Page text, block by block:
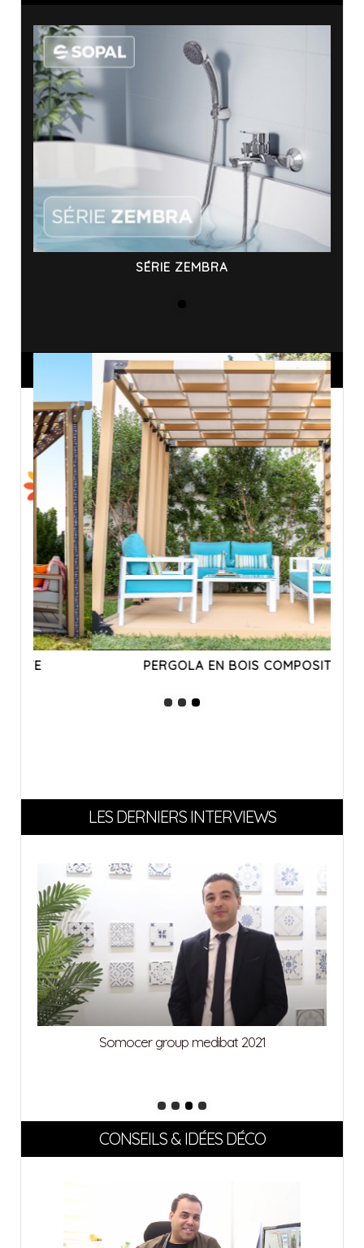
SÉRIE ZEMBRA
ANNONCES SPONSORISÉES
PERGOLA EN BOIS COMPOSITE
LES DERNIERS INTERVIEWS
Somocer group medibat 2021
CONSEILS & IDÉES DÉCO